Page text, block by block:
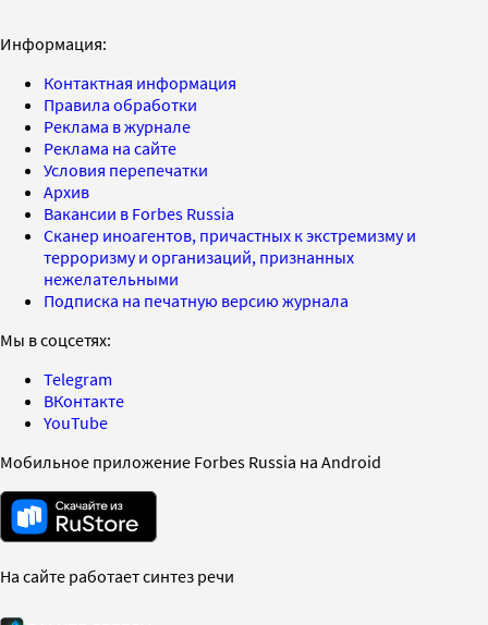
Информация:
Контактная информация
Правила обработки
Реклама в журнале
Реклама на сайте
Условия перепечатки
Архив
Вакансии в Forbes Russia
Сканер иноагентов, причастных к экстремизму и
терроризму и организаций, признанных
нежелательными
Подписка на печатную версию журнала
Мы в соцсетях:
Telegram
ВКонтакте
YouTube
Мобильное приложение Forbes Russia на Android
На сайте работает синтез речи